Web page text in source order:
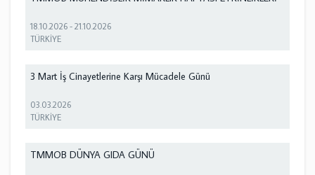
18.10.2026 -21.10.2026
TÜRKİYE
3 Mart İş Cinayetlerine Karşı Mücadele Günü
03.03.2026
TÜRKİYE
TMMOB DÜNYA GIDA GÜNÜ